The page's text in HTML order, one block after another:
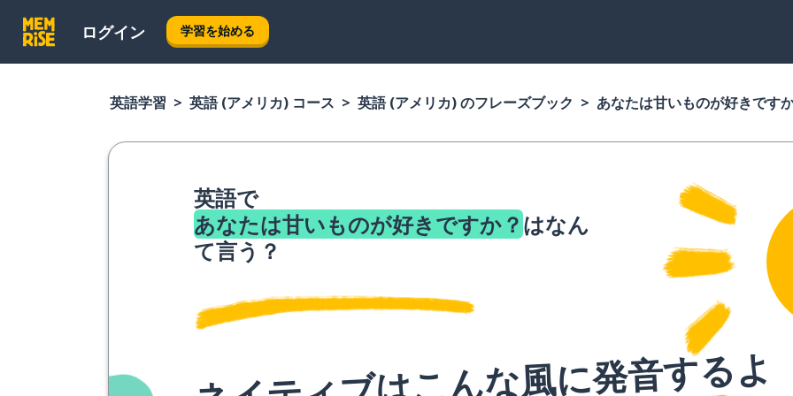
ログイン 学習を始める
英語学習 英語 (アメリカ) コース 英語 (アメリカ) のフレーズブック あなたは甘いものが好きです
英語で
あなたは甘いものが好きですか？はなん
て言う？